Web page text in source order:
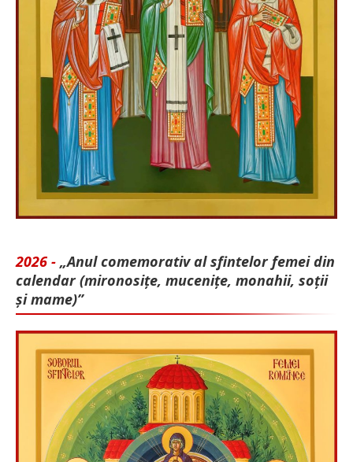
2026 - „Anul comemorativ al sfintelor femei din
calendar (mironosițe, mu­cenițe, monahii, soții
și mame)”